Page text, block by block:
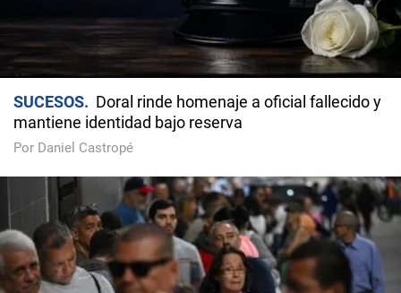
SUCESOS
Doral rinde homenaje a oficial fallecido y
mantiene identidad bajo reserva
Por Daniel Castropé